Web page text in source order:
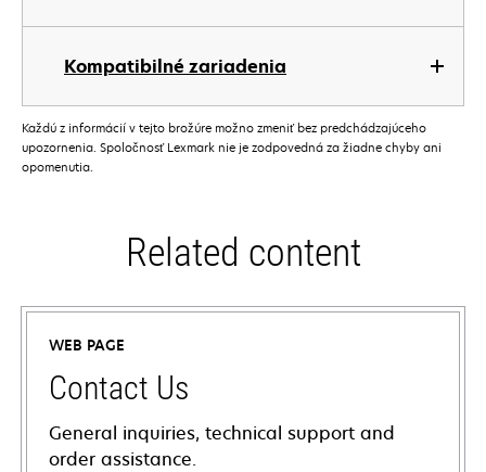
Kompatibilné zariadenia
Každú z informácií v tejto brožúre možno zmeniť bez predchádzajúceho
upozornenia. Spoločnosť Lexmark nie je zodpovedná za žiadne chyby ani
opomenutia.
Related content
WEB PAGE
Contact Us
General inquiries, technical support and
order assistance.